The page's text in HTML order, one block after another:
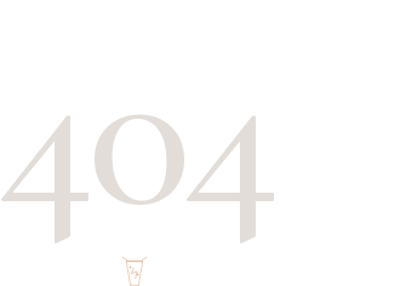
404